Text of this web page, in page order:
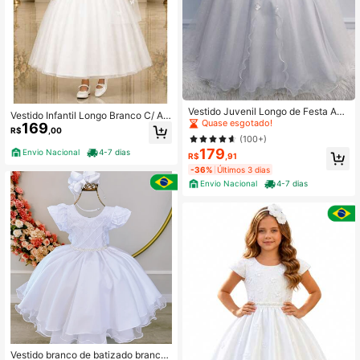
Vestido Infantil Longo Branco C/ Apl
ique de Borboletas Festas
R$169 ,00
Envio Nacional 4-7 dias
Vestido branco de batizado branco
Vestido Juvenil Longo de Festa Ani
versário Casamento Dama de Honr
a Branco Luxo C/ Brilho e Flores-4
ao 16
Clientes recorrentes
Quase esgotado!
Clientes recorrentes
Quase esgotado!
Clientes recorrentes
Quase esgotado!
Clientes recorrentes
Quase esgotado!
(100+)
R$179,91
-36% Últimos 3 dias
Envio Nacional
4-7 dias